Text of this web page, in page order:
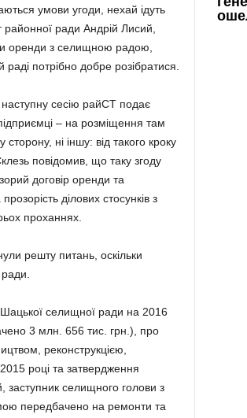
умови угоди, нехай ідуть
районної ради Андрій Лисий,
оренди з се­лищною радою,
пот­рібно добре розібратися.
наступну сесію райСТ подає
– на розмі­щення там
ні іншу: від такого кроку
по­відомив, що таку згоду
договір оренди та
ділових стосунків з
про­хан­нях.
решту питань, оскільки
Шацької селищної ради на 2016
3 млн. 656 тис. грн.), про
реконст­рук­цією,
році та затвер­д­ження
заступник селищ­ного голови з
передбачено на ремонти та